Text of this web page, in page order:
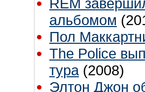
REM
альбомом
Пол
The Police
тура (2008)
Элтон Джон